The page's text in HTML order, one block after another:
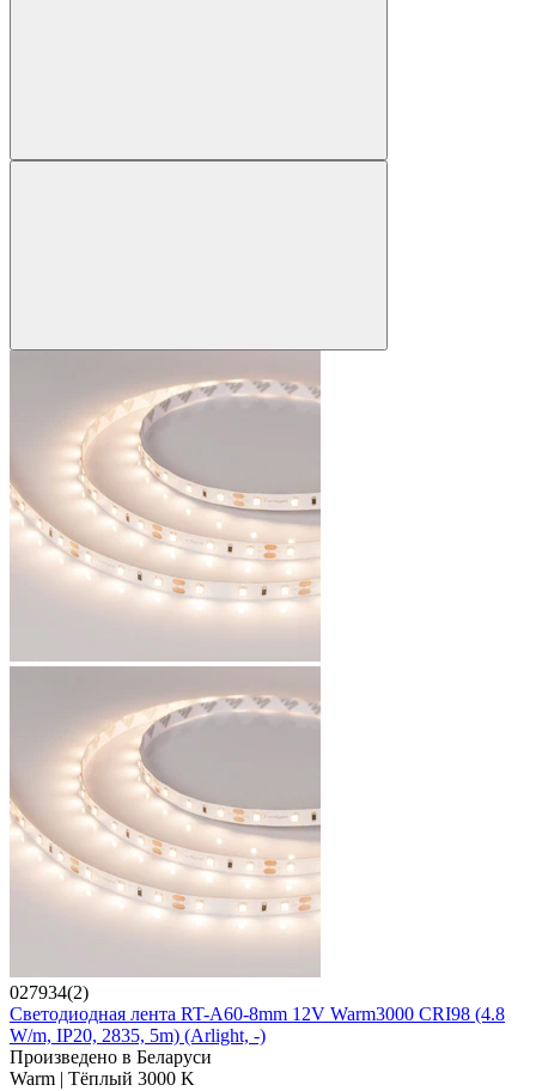
027934(2)
Светодиодная лента RT-A60-8mm 12V Warm3000 CRI98 (4.8
W/m, IP20, 2835, 5m) (Arlight, -)
Произведено в Беларуси
Warm | Тёплый 3000 K